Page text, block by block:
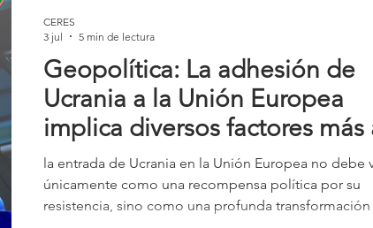
conflicto.
Geopolítica: La adhesión de
Ucrania a la Unión Europea
implica diversos factores más
de la guerra
la entrada de Ucrania en la Unión Europea no debe
únicamente como una recompensa política por su
resistencia, sino como una profunda
CERES
3 jul
5 min de lectura